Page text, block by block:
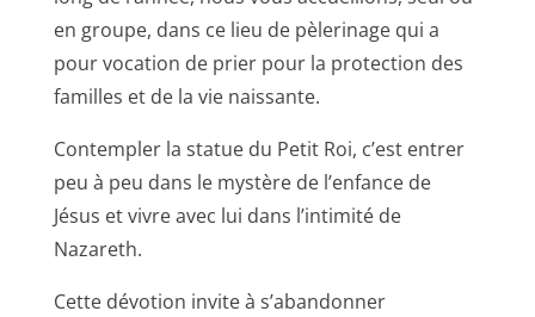
en groupe, dans ce lieu de pèlerinage qui a
pour vocation de prier pour la protection des
familles et de la vie naissante.
Contempler la statue du Petit Roi, c’est entrer
peu à peu dans le mystère de l’enfance de
Jésus et vivre avec lui dans l’intimité de
Nazareth.
Cette dévotion invite à s’abandonner